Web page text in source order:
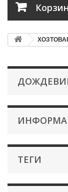
ТЕГИ